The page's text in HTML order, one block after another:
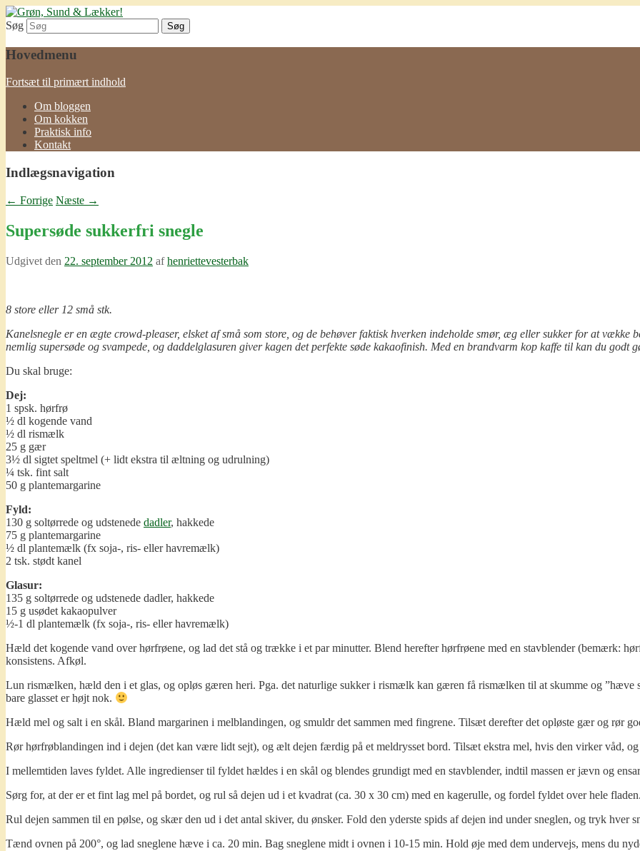
Grøn, Sund & Lækker!
Søg
Hovedmenu
Fortsæt til primært indhold
Om bloggen
Om kokken
Praktisk info
Kontakt
Indlægsnavigation
← Forrige Næste →
Supersøde sukkerfri snegle
Udgivet den 22. september 2012 afhenriettevesterbak
8 store eller 12 små stk.
Kanelsnegle er en ægte crowd-pleaser, elsket af små som store, og de behøver faktisk hverken indeholde smør, æg eller sukker for at vække
nemlig supersøde og svampede, og daddelglasuren giver kagen det perfekte søde kakaofinish. Med en brandvarm kop kaffe til kan du godt
Du skal bruge:
Dej:
1 spsk. hørfrø
½ dl kogende vand
½ dl rismælk
25 g gær
3½ dl sigtet speltmel (+ lidt ekstra til æltning og udrulning)
¼ tsk. fint salt
50 g plantemargarine
Fyld:
130 g soltørrede og udstenede dadler, hakkede
75 g plantemargarine
½ dl plantemælk (fx soja-, ris- eller havremælk)
2 tsk. stødt kanel
Glasur:
135 g soltørrede og udstenede dadler, hakkede
15 g usødet kakaopulver
½-1 dl plantemælk (fx soja-, ris- eller havremælk)
Hæld det kogende vand over hørfrøene, og lad det stå og trække i et par minutter. Blend herefter hørfrøene med en stavblender (bemærk:
konsistens. Afkøl.
Lun rismælken, hæld den i et glas, og opløs gæren heri. Pga. det naturlige sukker i rismælk kan gæren få rismælken til at skumme og ”hæve
bare glasset er højt nok.
Hæld mel og salt i en skål. Bland margarinen i melblandingen, og smuldr det sammen med fingrene. Tilsæt derefter det opløste gær og rør
Rør hørfrøblandingen ind i dejen (det kan være lidt sejt), og ælt dejen færdig på et meldrysset bord. Tilsæt ekstra mel, hvis den virker våd,
I mellemtiden laves fyldet. Alle ingredienser til fyldet hældes i en skål og blendes grundigt med en stavblender, indtil massen er jævn og
Sørg for, at der er et fint lag mel på bordet, og rul så dejen ud i et kvadrat (ca. 30 x 30 cm) med en kagerulle, og fordel fyldet over hele fladen.
Rul dejen sammen til en pølse, og skær den ud i det antal skiver, du ønsker. Fold den yderste spids af dejen ind under sneglen, og tryk hver
Tænd ovnen på 200°, og lad sneglene hæve i ca. 20 min. Bag sneglene midt i ovnen i 10-15 min. Hold øje med dem undervejs, mens du